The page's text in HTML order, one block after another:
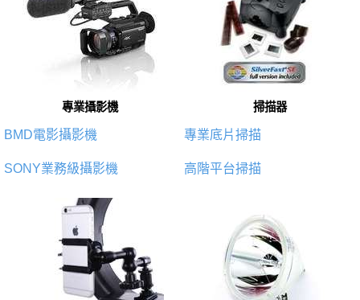
專業攝影機
BMD電影攝影機
SONY業務級攝影機
掃描器
專業底片掃描
高階平台掃描